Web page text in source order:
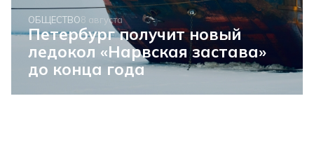
ОБЩЕСТВО8 августа
Петербург получит новый
ледокол «Нарвская застава»
до конца года